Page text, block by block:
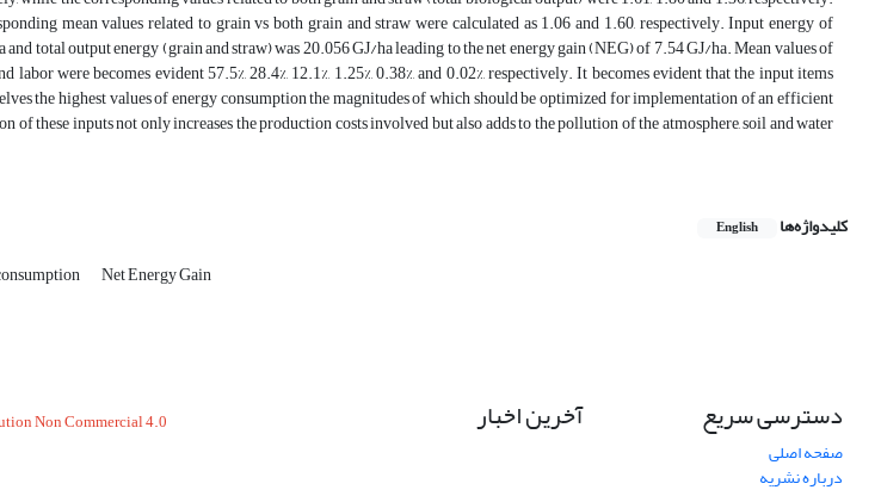
mean values related to grain vs both grain and straw were calculated as 1.06 and 1.60, respectively. Input energy of
total output energy (grain and straw) was 20.056 GJ/ha leading to the net energy gain (NEG) of 7.54 GJ/ha. Mean values of
were becomes evident 57.5%, 28.4%, 12.1%, 1.25%, 0.38%, and 0.02%, respectively. It becomes evident that the input items
the highest values of energy consumption the magnitudes of which should be optimized for implementation of an efficient
these inputs not only increases the production costs involved but also adds to the pollution of the atmosphere, soil and water
کلیدواژه‌ها English
Net Energy Gain
دسترسی سریع
صفحه اصلی
درباره نشریه
آخرین اخبار
Non Commercial 4.0